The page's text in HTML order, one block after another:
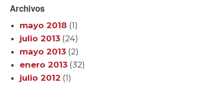
Archivos
mayo 2018 (1)
julio 2013 (24)
mayo 2013 (2)
enero 2013 (32)
julio 2012 (1)